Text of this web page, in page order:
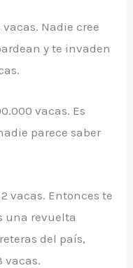
Nadie cree
y te invaden
vacas. Es
parece saber
vacas. Entonces te
una revuelta
del país,
vacas.